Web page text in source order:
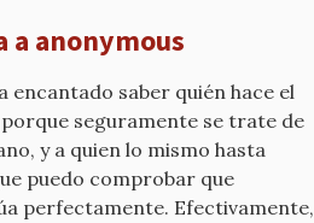
mcyp-
old
a anonymous
encantado saber quién hace el
seguramente se trate de
y a quien lo mismo hasta
puedo comprobar que
perfectamente. Efectivamente,